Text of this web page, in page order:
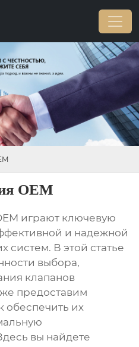
OEM
играют ключевую
и надежной
систем. В этой статье
выбора,
клапанов
предоставим
обеспечить их
вы найдете